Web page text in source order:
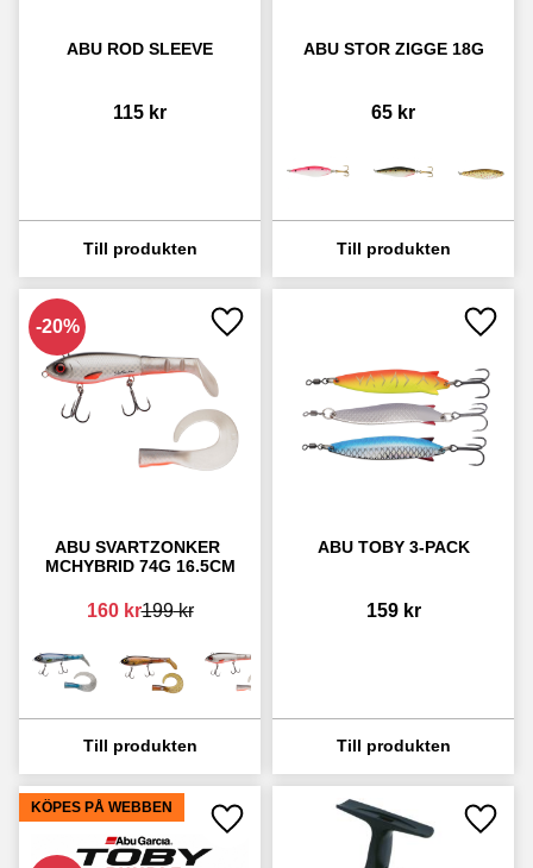
ABU ROD SLEEVE
115 kr
ABU STOR ZIGGE 18G
65 kr
ABU SVARTZONKER
MCHYBRID 74G 16.5CM
160kr199kr
20% Lägg till i favoriter
ABU TOBY 3-PACK
159kr
Lägg
KÖPES PÅ WEBBEN
Lägg till i favoriter Lägg